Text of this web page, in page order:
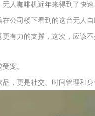
人咖啡机近年来得到了快
公司楼下看到的这台无人
有力的支撑，这次，应该
宠。
，更是社交、时间管理和